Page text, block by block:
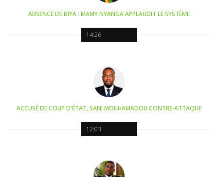
14:26
ABSENCE DE BIYA : MAMY NYANGA APPLAUDIT LE SYSTÈME
12:03
ACCUSÉ DE COUP D'ÉTAT, SANI MOUHAMADOU CONTRE-ATTAQUE